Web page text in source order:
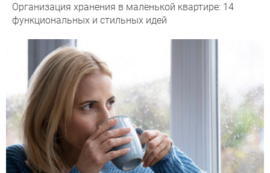
Организация хранения в маленькой квартире: 14
функциональных и стильных идей